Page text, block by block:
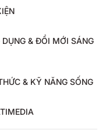
DỤNG & ĐỔI MỚI SÁNG
& KỸ NĂNG SỐNG